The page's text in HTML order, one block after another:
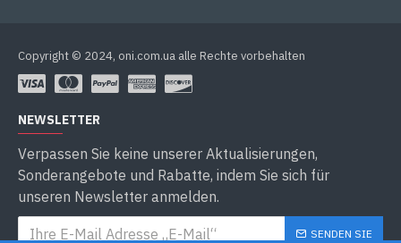
Copyright © 2024, oni.com.ua alle Rechte vorbehalten
NEWSLETTER
Verpassen Sie keine unserer Aktualisierungen,
Sonderangebote und Rabatte, indem Sie sich für
unseren Newsletter anmelden.
SENDEN SIE